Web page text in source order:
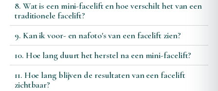
8. Wat is een mini-facelift en hoe verschilt het van een
traditionele facelift?
9. Kan ik voor- en nafoto's van een facelift zien?
10. Hoe lang duurt het herstel na een mini-facelift?
11. Hoe lang blijven de resultaten van een facelift
zichtbaar?